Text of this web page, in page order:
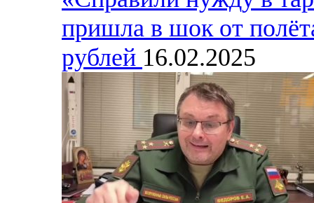
пришла в шок от
рублей 16.02.2025